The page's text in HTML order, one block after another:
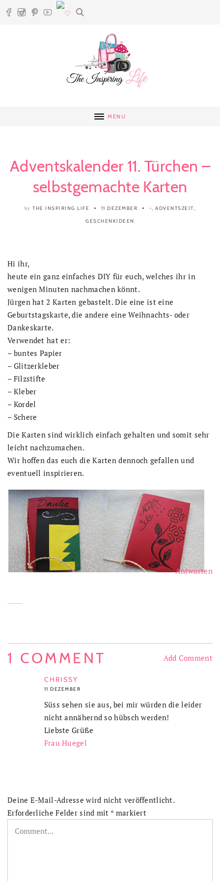
MENU
Adventskalender 11. Türchen –
selbstgemachte Karten
by THE INSPIRING LIFE 11 DEZEMBER -,ADVENTSZEIT,
GESCHENKIDEEN
Hi ihr,
heute ein ganz einfaches DIY für euch, welches ihr in
wenigen Minuten nachmachen könnt.
Jürgen hat 2 Karten gebastelt. Die eine ist eine
Geburtstagskarte, die andere eine Weihnachts- oder
Dankeskarte.
Verwendet hat er:
– buntes Papier
– Glitzerkleber
– Filzstifte
– Kleber
– Kordel
– Schere
Die Karten sind wirklich einfach gehalten und somit sehr
leicht nachzumachen.
Wir hoffen das euch die Karten dennoch gefallen und
eventuell inspirieren.
1 COMMENT Add Comment
CHRISSY
11 DEZEMBER
Antworten
Süss sehen sie aus, bei mir würden die leider
nicht annähernd so hübsch werden!
Liebste Grüße
Frau Huegel
Deine E-Mail-Adresse wird nicht veröffentlicht.
Erforderliche Felder sind mit * markiert